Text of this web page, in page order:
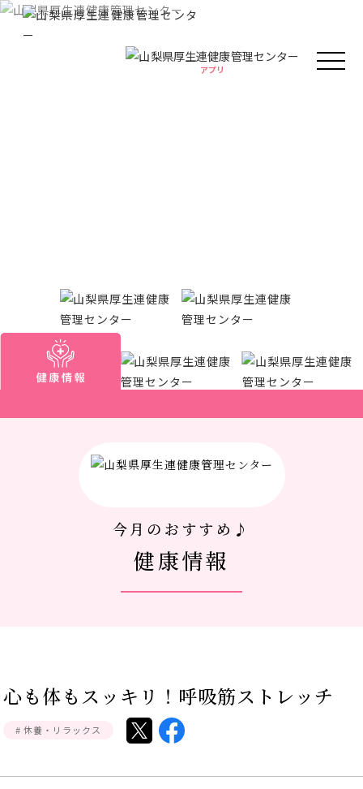
アプリ
アプリ
イベント
健康情報
厚生連について
新型コロナウイルス対策
IIDA Well-being Park Project.
館内3Dマップ
今月のおすすめ♪
健康情報
心も体もスッキリ！呼吸筋ストレッチ
# 休養・リラックス